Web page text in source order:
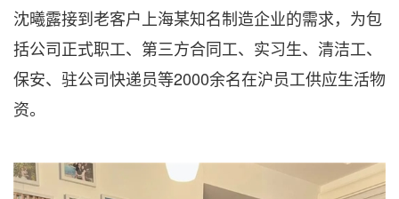
沈曦露接到老客户上海某知名制造企业的需求，为包
括公司正式职工、第三方合同工、实习生、清洁工、
保安、驻公司快递员等2000余名在沪员工供应生活物
资。